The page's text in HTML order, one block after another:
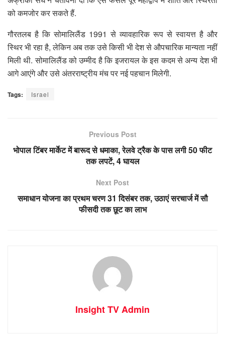
को कमजोर कर सकते हैं.
गौरतलब है कि सोमालिलैंड 1991 से व्यावहारिक रूप से स्वायत्त है और
स्थिर भी रहा है, लेकिन अब तक उसे किसी भी देश से औपचारिक मान्यता नहीं
मिली थी. सोमालिलैंड को उम्मीद है कि इजरायल के इस कदम से अन्य देश भी
आगे आएंगे और उसे अंतरराष्ट्रीय मंच पर नई पहचान मिलेगी.
Tags: Israel
Previous Post
भोपाल टिंबर मार्केट में बारूद से धमाका, रेलवे ट्रैक के पास लगी 50 फीट
तक लपटें, 4 घायल
Next Post
समाधान योजना का प्रथम चरण 31 दिसंबर तक, उठाएं सरचार्ज में सौ
फीसदी तक छूट का लाभ
Insight TV Admin